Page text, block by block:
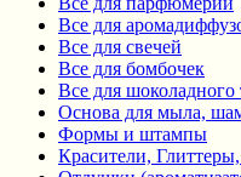
Все для
Все для свечей
Все для бомбочек
Все для шоколадного
Основа для мыла,
Формы и штампы
Красители,